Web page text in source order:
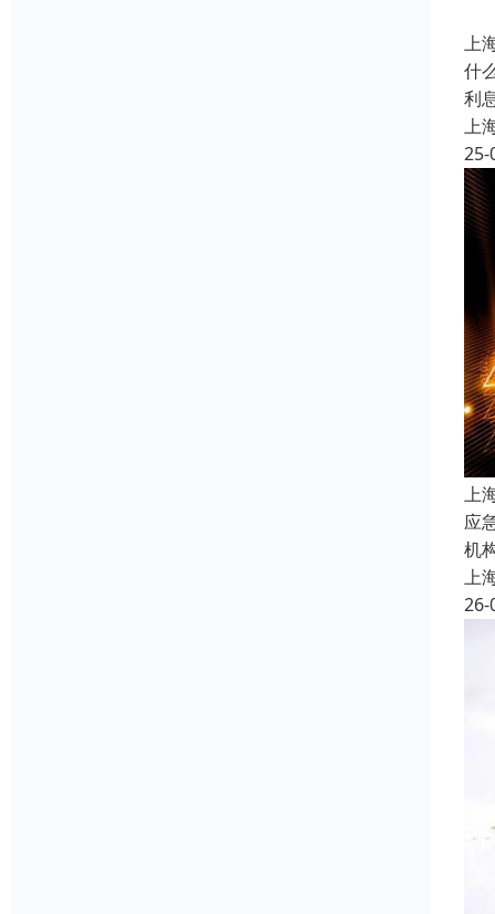
上
什
利
上
25-
上
应
机
上
26-